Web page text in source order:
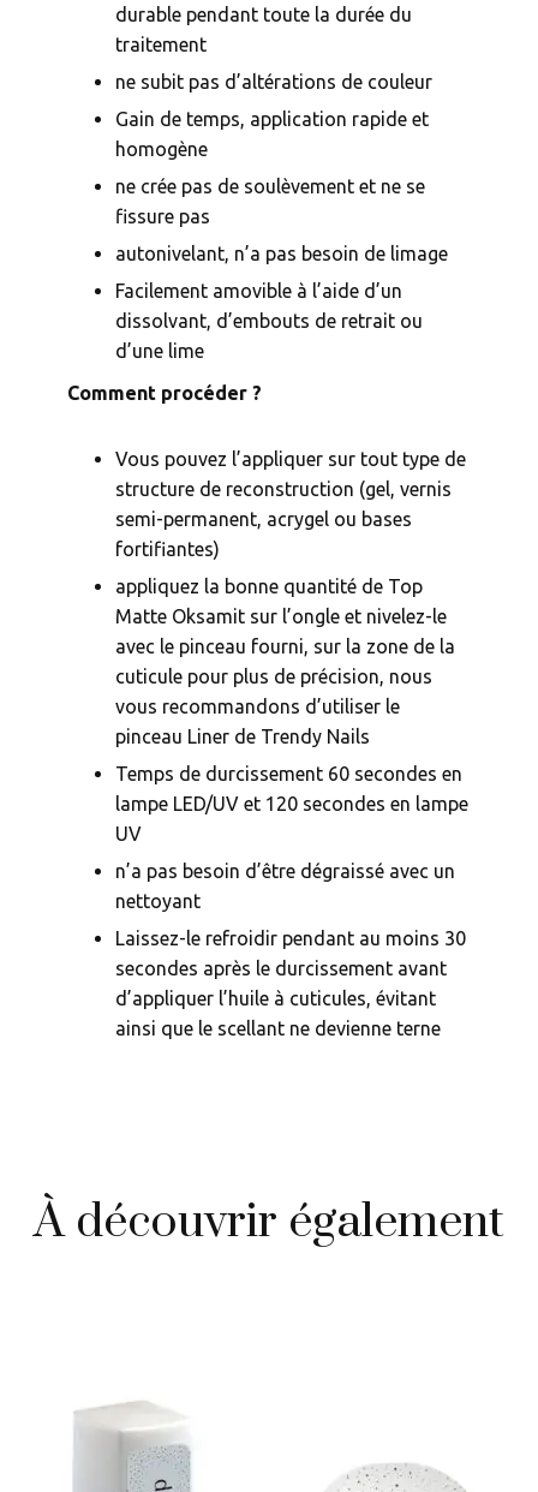
durable pendant toute la durée du
traitement
ne subit pas d’altérations de couleur
Gain de temps, application rapide et
homogène
ne crée pas de soulèvement et ne se
fissure pas
autonivelant, n’a pas besoin de limage
Facilement amovible à l’aide d’un
dissolvant, d’embouts de retrait ou
d’une lime
Comment procéder ?
Vous pouvez l’appliquer sur tout type de
structure de reconstruction (gel, vernis
semi-permanent, acrygel ou bases
fortifiantes)
appliquez la bonne quantité de Top
Matte Oksamit sur l’ongle et nivelez-le
avec le pinceau fourni, sur la zone de la
cuticule pour plus de précision, nous
vous recommandons d’utiliser le
pinceau Liner de Trendy Nails
Temps de durcissement 60 secondes en
lampe LED/UV et 120 secondes en lampe
UV
n’a pas besoin d’être dégraissé avec un
nettoyant
Laissez-le refroidir pendant au moins 30
secondes après le durcissement avant
d’appliquer l’huile à cuticules, évitant
ainsi que le scellant ne devienne terne
À découvrir également